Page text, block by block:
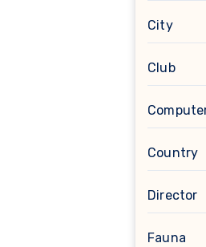
City
Club
Country
Director
Fauna